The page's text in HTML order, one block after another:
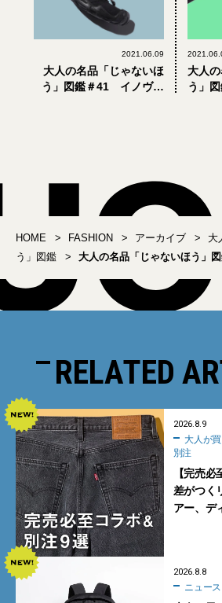
2021.06.09
大人の名品「じゃないほ
う」図鑑＃41 イノヴェ
大人
う」
HOME FASHION アーカイブ
大
う」図鑑
大人の名品「じゃないほう」
RELATED
2026.8.9
別注
【完売必
差がつく
アー、デ
2026.8.8
ニュース